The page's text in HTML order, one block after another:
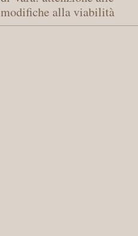
modifiche alla viabilità